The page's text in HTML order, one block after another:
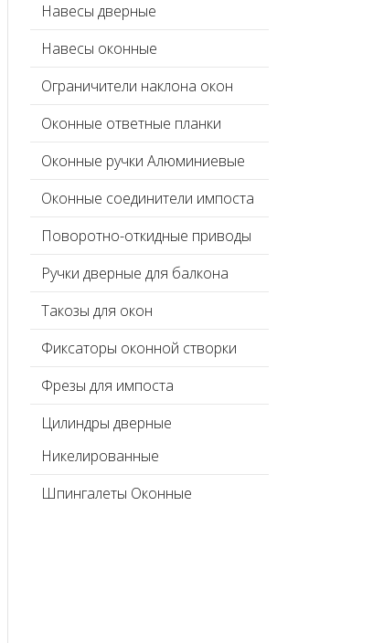
Навесы дверные
Навесы оконные
Ограничители наклона окон
Оконные ответные планки
Оконные ручки Алюминиевые
Оконные соединители импоста
Поворотно-откидные приводы
Ручки дверные для балкона
Такозы для окон
Фиксаторы оконной створки
Фрезы для импоста
Цилиндры дверные
Никелированные
Шпингалеты Оконные